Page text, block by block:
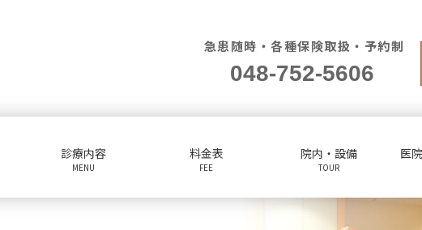
急患随時・各種保険取扱・予約制
048-752-5606
診療内容
MENU
料金表
FEE
院内・設備
TOUR
医